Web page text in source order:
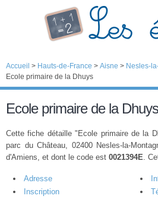
Accueil > Hauts-de-France > Aisne > Nesles-
Ecole primaire de la Dhuys
Ecole primaire de la Dhuys
Cette fiche détaille "Ecole primaire de la
parc du Château, 02400 Nesles-la-
d'Amiens, et dont le code est 0021394E.
Adresse
Inscription